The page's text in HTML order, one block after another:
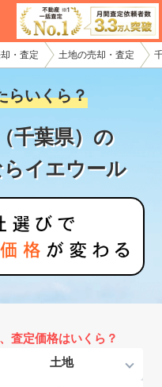
・査定 土地の売却・査定
らいくら？
千葉県）の
イエウール
査定価格はいくら？
様